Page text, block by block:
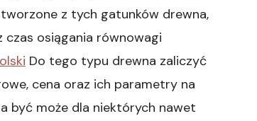
z tych gatunków drewna,
czas osiągania równowagi
Do tego typu drewna zaliczyć
cena oraz ich parametry na
być może dla niektórych nawet